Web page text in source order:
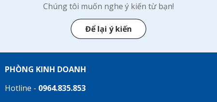
Chúng tôi muốn nghe ý kiến từ bạn!
Để lại ý kiến
PHÒNG KINH DOANH
Hotline - 0964.835.853